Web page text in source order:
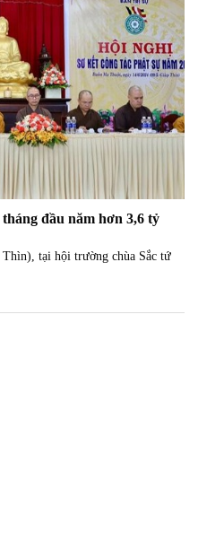
đầu năm hơn 3,6 tỷ
tại hội trường chùa Sắc tứ